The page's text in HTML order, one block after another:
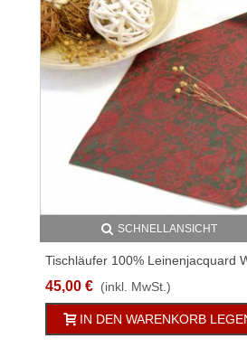
SCHNELLANSICHT
Tischläufer 100% Leinenjacquard
Verschiedene Größen
45,00 € (inkl. MwSt.)
IN DEN WARENKORB